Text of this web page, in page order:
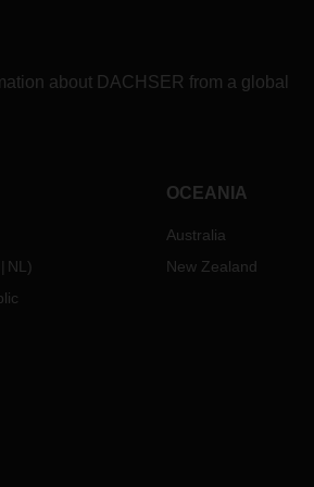
about DACHSER from a global
NL )
OCEANIA
Australia
New Zealand